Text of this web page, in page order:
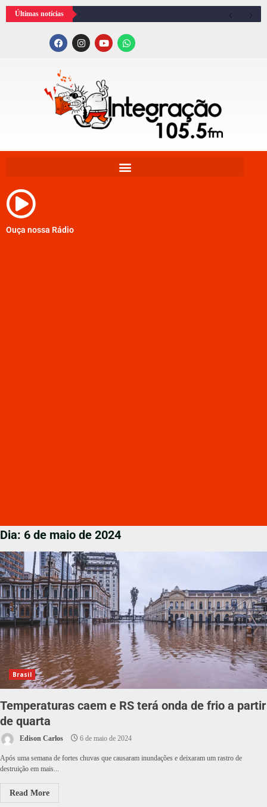
Últimas notícias
Ouça nossa Rádio
Dia: 6 de maio de 2024
Brasil
Temperaturas caem e RS terá onda de frio a partir
de quarta
Edison Carlos 6 de maio de 2024
Após uma semana de fortes chuvas que causaram inundações e deixaram um rastro de
destruição em mais...
Read More